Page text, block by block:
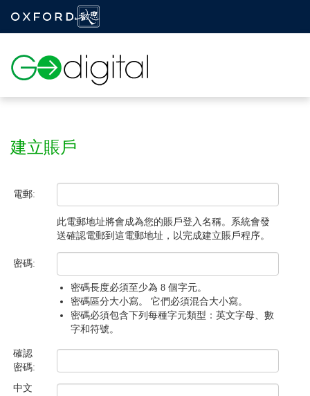
建立賬戶
電郵:
此電郵地址將會成為您的賬戶登入名稱。系統會發
送確認電郵到這電郵地址，以完成建立賬戶程序。
密碼:
密碼長度必須至少為 8 個字元。
密碼區分大小寫。 它們必須混合大小寫。
密碼必須包含下列每種字元類型：英文字母、數
字和符號。
確認
密碼:
中文